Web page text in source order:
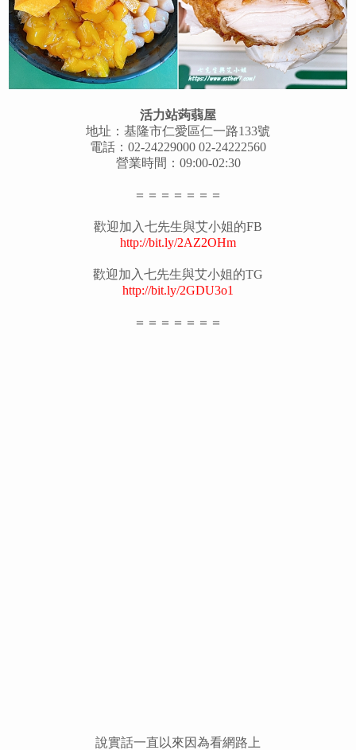
活力站蒟蒻屋
地址：基隆市仁愛區仁一路133號
電話：02-24229000 02-24222560
營業時間：09:00-02:30
＝＝＝＝＝＝＝
歡迎加入七先生與艾小姐的FB
http://bit.ly/2AZ2OHm
歡迎加入七先生與艾小姐的TG
http://bit.ly/2GDU3o1
＝＝＝＝＝＝＝
說實話一直以來因為看網路上